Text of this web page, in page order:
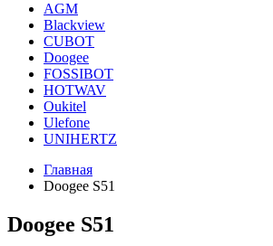
AGM
Blackview
CUBOT
Doogee
FOSSIBOT
HOTWAV
Oukitel
Ulefone
UNIHERTZ
Главная
Doogee S51
Doogee S51